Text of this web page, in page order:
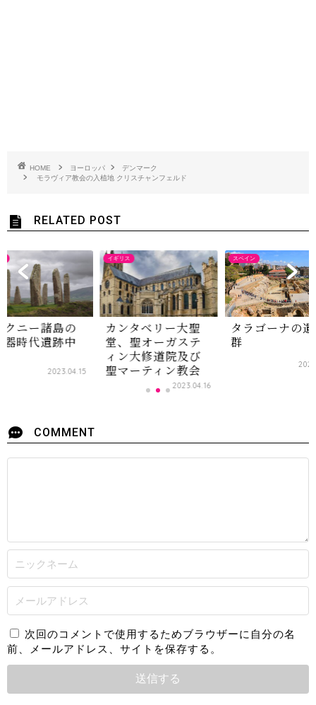
HOME ヨーロッパ
デンマーク
モラヴィア教会の入植地 クリスチャンフェルド
RELATED POST
クニー諸島の
器時代遺跡中
2023.04.15
イギリス
カンタベリー大聖
堂、聖オーガステ
ィン大修道院及び
聖マーティン教会
2023.04.16
スペイン
タラゴーナの
群
COMMENT
次回のコメントで使用するためブラウザーに自分の名
前、メールアドレス、サイトを保存する。